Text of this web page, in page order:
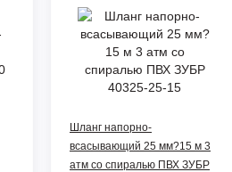
Шланг напорно-
всасывающий 25 мм?15 м 3
атм со спиралью ПВХ ЗУБР